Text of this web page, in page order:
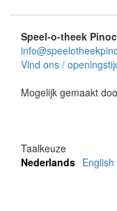
Speel-o-theek
Vind ons /
Mogelijk gemaakt
Taalkeuze
Nederlands English